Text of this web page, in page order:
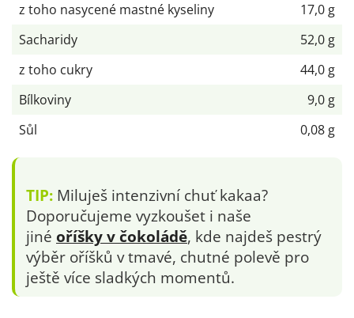
z toho nasycené mastné kyseliny
17,0 g
Sacharidy
52,0 g
z toho cukry
44,0 g
Bílkoviny
9,0 g
Sůl
0,08 g
TIP: Miluješ intenzivní chuť kakaa?
Doporučujeme vyzkoušet i naše
jiné oříšky v čokoládě, kde najdeš pestrý
výběr oříšků v tmavé, chutné polevě pro
ještě více sladkých momentů.